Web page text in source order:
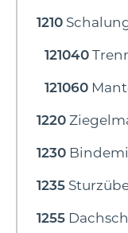
1210
121040
121060
1220
1230
1235
1255